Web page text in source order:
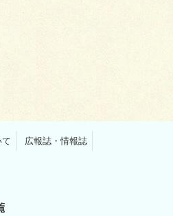
広報誌・情報誌